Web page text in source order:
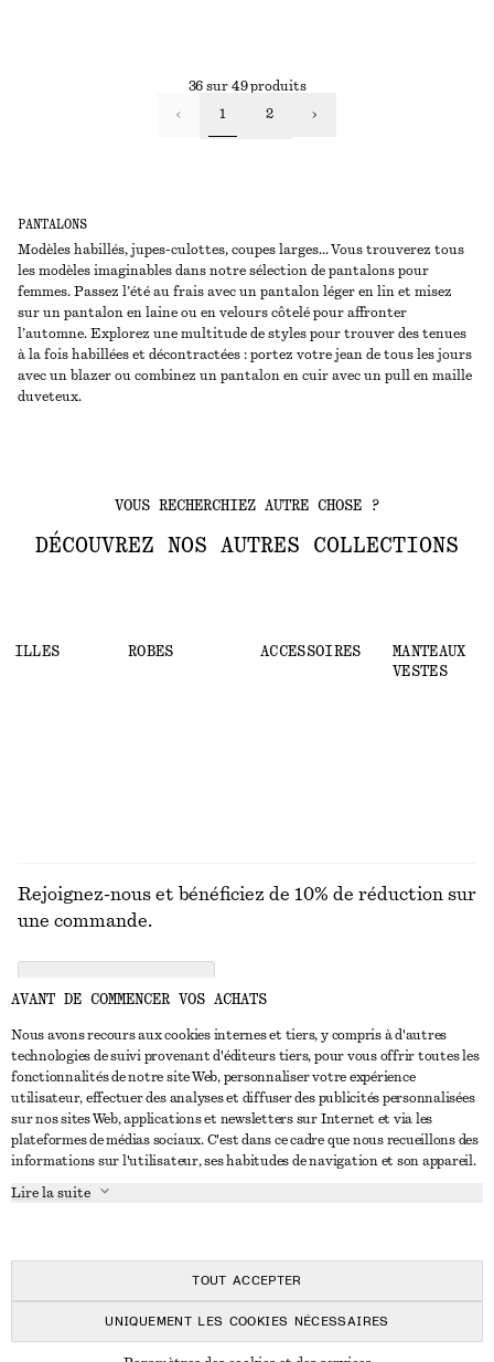
PANTALONS
Modèles habillés, jupes-culottes, coupes larges… Vous trouverez tous
les modèles imaginables dans notre sélection de pantalons pour
femmes. Passez l’été au frais avec un pantalon léger en lin et misez
sur un pantalon en laine ou en velours côtelé pour affronter
l’automne. Explorez une multitude de styles pour trouver des tenues
à la fois habillées et décontractées : portez votre jean de tous les jours
avec un blazer ou combinez un pantalon en cuir avec un pull en maille
duveteux.
36 sur 49 produits
1 2
VOUS RECHERCHIEZ AUTRE CHOSE ?
DÉCOUVREZ NOS AUTRES COLLECTIONS
ROBES ACCESSOIRES
MANTEAUX ET
VESTES
NOUS CONTACTER
Nous contacter
Trouver un magasin
Affilié(e)s
Instagram
Pinterest
SERVICE CLIENT
Retour et remboursement
FAQ
À PROPOS
En cours de réalisation
Rejoignez-nous et bénéficiez de 10% de réduction sur
une commande.
© 2026 & OTHER STORIES
AVANT DE COMMENCER VOS ACHATS
Nous avons recours aux cookies internes et tiers, y compris à d'autres
technologies de suivi provenant d'éditeurs tiers, pour vous offrir toutes les
fonctionnalités de notre site Web, personnaliser votre expérience
utilisateur, effectuer des analyses et diffuser des publicités personnalisées
sur nos sites Web, applications et newsletters sur Internet et via les
plateformes de médias sociaux. C'est dans ce cadre que nous recueillons des
informations sur l'utilisateur, ses habitudes de navigation et son appareil.
Lire la suite
TOUT ACCEPTER
UNIQUEMENT LES COOKIES NÉCESSAIRES